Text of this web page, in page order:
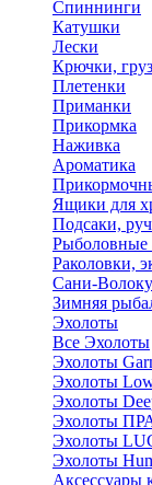
Спиннинги
Катушки
Лески
Крючки,
Плетенки
Приманки
Прикормка
Наживка
Ароматика
Ящики для
Подсаки,
Рыболовные
Раколовки,
Сани-
Зимняя
Эхолоты
Все Эхолоты
Эхолоты
Эхолоты
Эхолоты
Эхолоты
Эхолоты
Эхолоты
Аксессуары